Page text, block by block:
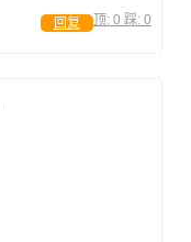
顶: 0 踩: 0
回复